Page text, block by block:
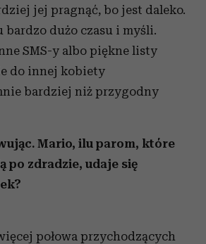
jej pragnąć, bo jest daleko.
bardzo dużo czasu i myśli.
SMS-y albo piękne listy
do innej kobiety
bardziej niż przygodny
Mario, ilu parom, które
po zdradzie, udaje się
połowa przychodzących